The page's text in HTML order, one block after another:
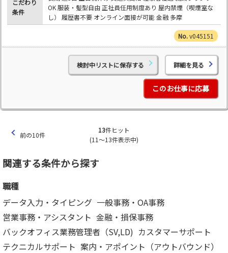
こだわり
条件
OK 服装・髪型自由 正社員任用制度あり 屋内禁煙（喫煙室な
し） 履歴書不要 オンライン面接が可能 金融 多摩
v045151
検討中リストに保存する 詳細を見る
このお仕事に応募
前の10件
13件ヒット
(11～13件表示中)
関連する条件から探す
職種
データ入力・タイピング 一般事務・OA事務
営業事務・アシスタント 金融・損保事務
バックオフィス業務管理者（SV,LD) カスタマーサポート
テクニカルサポート 案内・アポイント（アウトバウンド）